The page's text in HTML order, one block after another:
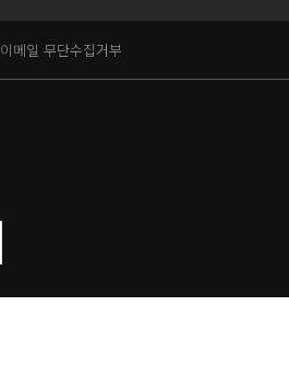
이메일 무단수집거부